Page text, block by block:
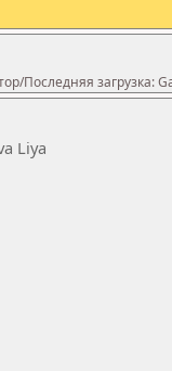
Последняя загрузка:
Liya